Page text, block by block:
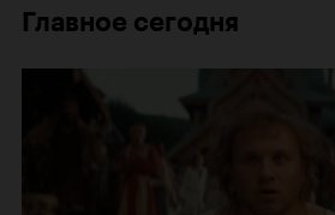
Главное сегодня